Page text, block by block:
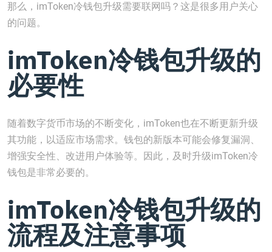
那么，imToken冷钱包升级需要联网吗？这是很多用户关心
的问题。
imToken冷钱包升级的
必要性
随着数字货币市场的不断变化，imToken也在不断更新升级
其功能，以适应市场需求。钱包的新版本可能会修复漏洞、
增强安全性、改进用户体验等。因此，及时升级imToken冷
钱包是非常必要的。
imToken冷钱包升级的
流程及注意事项